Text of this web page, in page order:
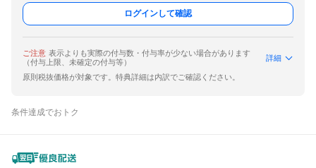
ログインして確認
ご注意 表示よりも実際の付与数・付与率が少ない場合があります
（付与上限、未確定の付与等）
詳細
原則税抜価格が対象です。特典詳細は内訳でご確認ください。
条件達成でおトク